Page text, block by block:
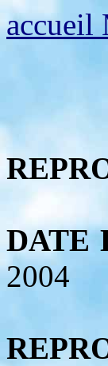
accueil
DATE
2004